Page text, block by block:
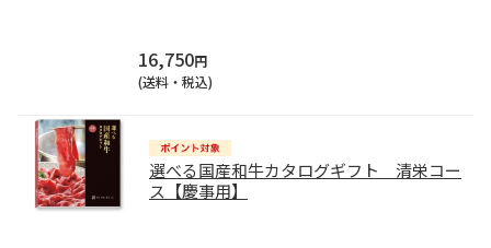
16,750円
(送料・税込)
選べる国産和牛カタログギフト 清栄コー
ス【慶事用】